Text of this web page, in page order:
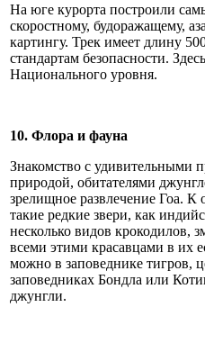
На юге курорта построили
скоростному, будоражащему,
картингу. Трек имеет длину
стандартам безопасности.
Национального уровня.
10. Флора и фауна
Знакомство с удивительными
природой, обитателями
зрелищное развлечение Гоа. К
такие редкие звери, как
несколько видов крокодилов,
всеми этими красавцами в их
можно в заповеднике тигров,
заповедниках Бондла или
джунгли.